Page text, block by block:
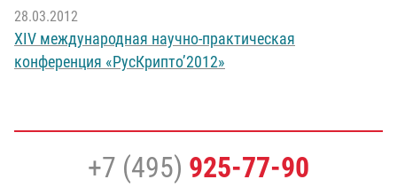
28.03.2012
XIV международная научно-практическая
конференция «РусКрипто’2012»
+7 (495) 925-77-90